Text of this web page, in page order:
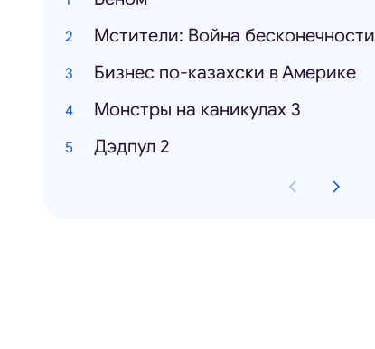
Мстители: Война бесконечности
Бизнес по-казахски в Америке
Монстры на каникулах 3
Дэдпул 2